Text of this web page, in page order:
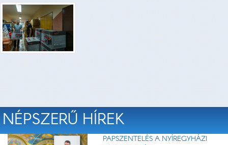
NÉPSZERŰ HÍREK
PAPSZENTELÉS A NYÍREGYHÁZI